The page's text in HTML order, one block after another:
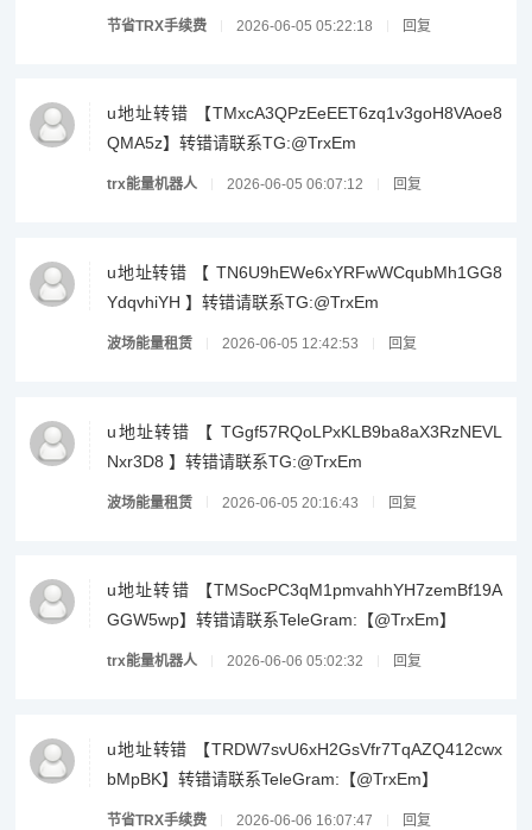
节省TRX手续费 2026-06-05 05:22:18 回复
u地址转错 【TMxcA3QPzEeEET6zq1v3goH8VAoe8
QMA5z】转错请联系TG:@TrxEm
trx能量机器人 2026-06-05 06:07:12 回复
u地址转错 【 TN6U9hEWe6xYRFwWCqubMh1GG8
YdqvhiYH 】转错请联系TG:@TrxEm
波场能量租赁 2026-06-05 12:42:53 回复
u地址转错 【 TGgf57RQoLPxKLB9ba8aX3RzNEVL
Nxr3D8 】转错请联系TG:@TrxEm
波场能量租赁 2026-06-05 20:16:43 回复
u地址转错 【TMSocPC3qM1pmvahhYH7zemBf19A
GGW5wp】转错请联系TeleGram:【@TrxEm】
trx能量机器人 2026-06-06 05:02:32 回复
u地址转错 【TRDW7svU6xH2GsVfr7TqAZQ412cwx
bMpBK】转错请联系TeleGram:【@TrxEm】
节省TRX手续费 2026-06-06 16:07:47 回复